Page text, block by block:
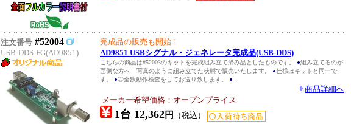
注文番号 #52004
USB-DDS-FG(AD9851)
完成品の販売も開始！
AD9851 USBシグナル・ジェネレータ完成品(USB-DDS)
こちらの商品は#52003のキットを完成組み立て済み品としたものです。 ●組み立てるのが
面倒な方へ 写真のように組み立てた状態で販売いたします。 ●仕様はキットと同一で
す。 ●◎全数動作検査をしてお送り致します。 ●
商品詳細へ
メーカー希望価格：オープンプライス
1台 12,362円 （税込）